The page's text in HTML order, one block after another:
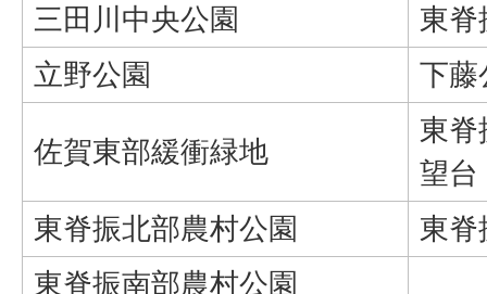
三田川中央公園
東脊
立野公園
下藤
佐賀東部緩衝緑地
東
望台
東脊振北部農村公園
東脊
東脊振南部農村公園